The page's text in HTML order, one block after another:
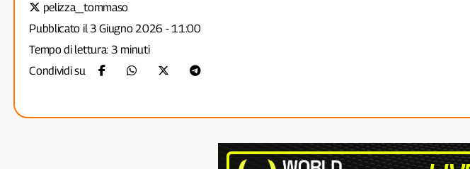
pelizza_tommaso
Pubblicato il 3 Giugno 2026 - 11:00
Tempo di lettura: 3 minuti
Condividi su